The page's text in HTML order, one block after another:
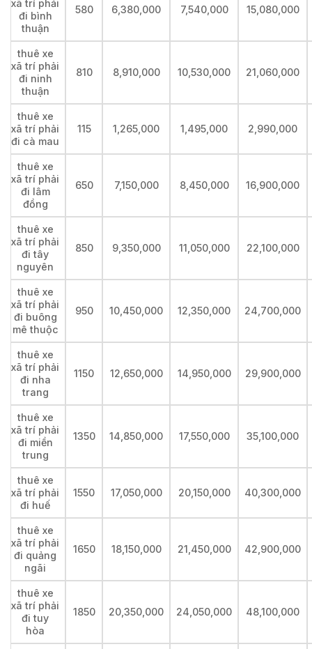
xã trí phải
đi bình
thuận
580 6,380,000 7,540,000 15,080,000
thuê xe
xã trí phải
đi ninh
thuận
810 8,910,000 10,530,000 21,060,000
thuê xe
xã trí phải
đi cà mau
115 1,265,000 1,495,000 2,990,000
thuê xe
xã trí phải
đi lâm
đồng
650 7,150,000 8,450,000 16,900,000
thuê xe
xã trí phải
đi tây
nguyên
850 9,350,000 11,050,000 22,100,000
thuê xe
xã trí phải
đi buông
mê thuộc
950 10,450,000 12,350,000 24,700,000
thuê xe
xã trí phải
đi nha
trang
1150 12,650,000 14,950,000 29,900,000
thuê xe
xã trí phải
đi miền
trung
1350 14,850,000 17,550,000 35,100,000
thuê xe
xã trí phải
đi huế
1550 17,050,000 20,150,000 40,300,000
thuê xe
xã trí phải
đi quảng
ngãi
1650 18,150,000 21,450,000 42,900,000
thuê xe
xã trí phải
đi tuy
hòa
1850 20,350,000 24,050,000 48,100,000